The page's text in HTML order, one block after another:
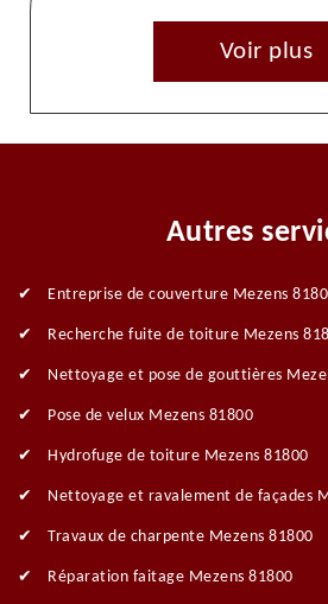
Voir plus
Autres
Entreprise de couverture Mezens
Recherche fuite de toiture Mezens
Nettoyage et pose de gouttières
Pose de velux Mezens 81800
Hydrofuge de toiture Mezens 81800
Nettoyage et ravalement de façades
Travaux de charpente Mezens 81800
Réparation faitage Mezens 81800